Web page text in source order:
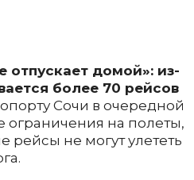
отпускает домой»: из-
более 70 рейсов
Сочи в очередной
ограничения на полеты,
рейсы не могут улететь